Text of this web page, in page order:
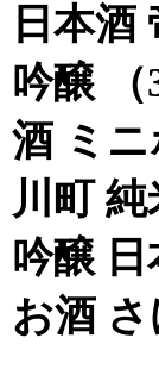
日本酒
吟醸
酒 ミ
川町
吟醸
お酒